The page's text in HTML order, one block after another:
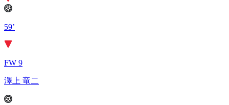
59’
FW 9
澤上 竜二